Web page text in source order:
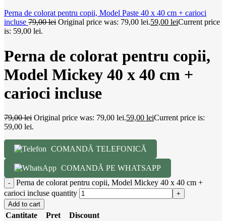
Perna de colorat pentru copii, Model Paste 40 x 40 cm + carioci
incluse 79,00lei Original price was: 79,00 lei.59,00 leiCurrent price
is: 59,00 lei.
Perna de colorat pentru copii,
Model Mickey 40 x 40 cm +
carioci incluse
79,00lei Original price was: 79,00 lei.59,00 leiCurrent price is:
59,00 lei.
COMANDĂ TELEFONICĂ
COMANDĂ PE WHATSAPP
Perna de colorat pentru copii, Model Mickey 40 x 40 cm +
carioci incluse quantity
Add to cart
Cantitate Pret Discount